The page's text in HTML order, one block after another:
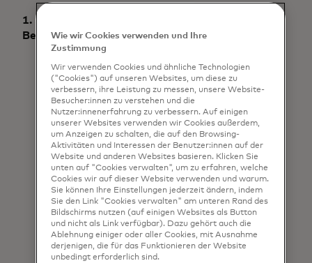
1. Stärkung von EMOB und fortlaufender
Beteiligung
Beginnen Sie frühzeitig mit der
Kommunikation, halten Sie sie regelmässig
und gestalten Sie sie persönlich.
Sorgen Sie für reibungsloses Onboarding
und Aktivieren, um den Ton für zukünftige
Interaktionen zu setzen.
Nutzen Sie Multi-Channel-Strategien – E-
Mail, SMS, App-Benachrichtigungen – für
konsistente Kontaktpunkte.
Unterstützen Sie die Aktivierung digitaler
Geldbörsen mit einfachen, schrittweisen
Anleitungen, um die Nutzung zu fördern
und die Verbraucherpräferenzen zu
Wie wir Cookies verwenden und Ihre
Zustimmung
Wir verwenden Cookies und ähnliche Technologien
("Cookies") auf unseren Websites, um diese zu
verbessern, ihre Leistung zu messen, unsere Website-
Besucher:innen zu verstehen und die
Nutzer:innenerfahrung zu verbessern. Auf einigen
unserer Websites verwenden wir Cookies außerdem,
um Anzeigen zu schalten, die auf den Browsing-
Aktivitäten und Interessen der Benutzer:innen auf der
Website und anderen Websites basieren. Klicken Sie
unten auf "Cookies verwalten", um zu erfahren, welche
Cookies wir auf dieser Website verwenden und warum.
Sie können Ihre Einstellungen jederzeit ändern, indem
Sie den Link "Cookies verwalten" am unteren Rand des
Bildschirms nutzen (auf einigen Websites als Button
und nicht als Link verfügbar). Dazu gehört auch die
Ablehnung einiger oder aller Cookies, mit Ausnahme
derjenigen, die für das Funktionieren der Website
unbedingt erforderlich sind.